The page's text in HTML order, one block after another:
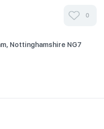
0
Nottinghamshire NG7